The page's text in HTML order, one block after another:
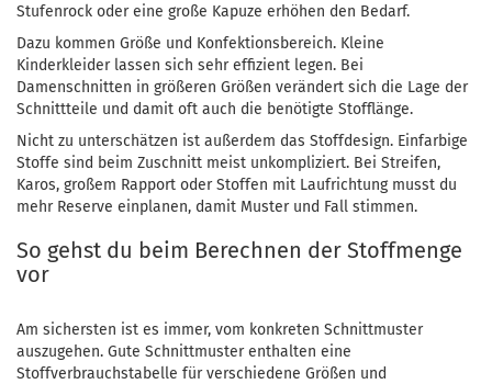
Stufenrock oder eine große Kapuze erhöhen den Bedarf.
Dazu kommen Größe und Konfektionsbereich. Kleine
Kinderkleider lassen sich sehr effizient legen. Bei
Damenschnitten in größeren Größen verändert sich die Lage der
Schnittteile und damit oft auch die benötigte Stofflänge.
Nicht zu unterschätzen ist außerdem das Stoffdesign. Einfarbige
Stoffe sind beim Zuschnitt meist unkompliziert. Bei Streifen,
Karos, großem Rapport oder Stoffen mit Laufrichtung musst du
mehr Reserve einplanen, damit Muster und Fall stimmen.
So gehst du beim Berechnen der Stoffmenge
vor
Am sichersten ist es immer, vom konkreten Schnittmuster
auszugehen. Gute Schnittmuster enthalten eine
Stoffverbrauchstabelle für verschiedene Größen und